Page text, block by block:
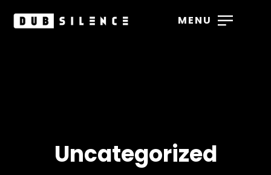
MENU
Uncategorized